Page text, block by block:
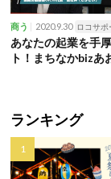
商う 2020.9.30 ロコサポ
あなたの起業を手
ト！まちなかbizあ
ランキング